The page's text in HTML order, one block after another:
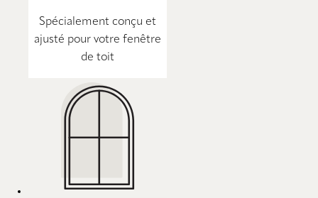
Spécialement conçu et
ajusté pour votre fenêtre
de toit